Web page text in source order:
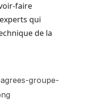
faire
qui
de la